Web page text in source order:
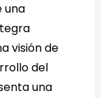
una
visión de
del
una